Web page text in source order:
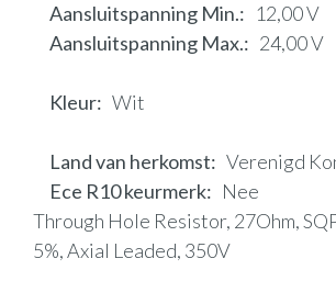
Aansluitspanning Min.
12,00 V
Aansluitspanning Max.
24,00 V
Kleur Wit
Land van herkomst
Verenigd
Ece R10 keurmerk
Nee
Through Hole Resistor, 27Ohm,
5%, Axial Leaded, 350V